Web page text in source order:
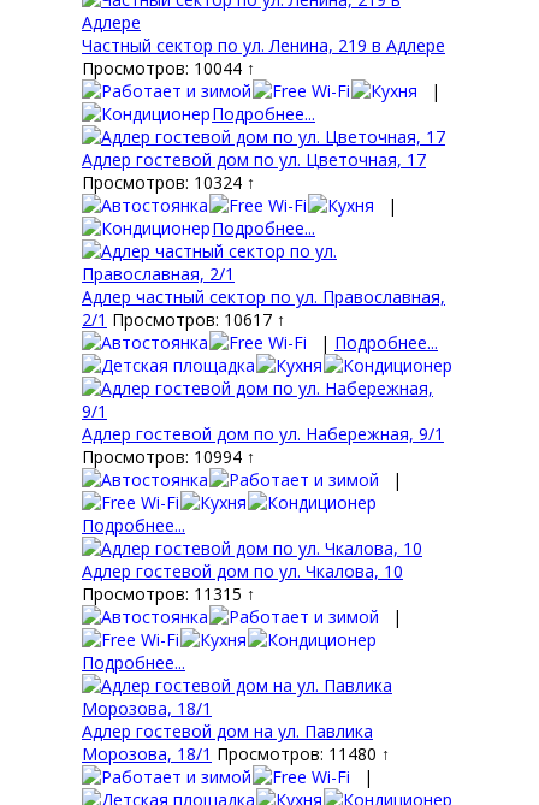
Частный сектор по ул. Ленина, 219 в Адлере
Просмотров: 10044 ↑
|
Подробнее...
Адлер гостевой дом по ул. Цветочная, 17
Просмотров: 10324 ↑
|
Подробнее...
Адлер частный сектор по ул. Православная,
2/1 Просмотров: 10617 ↑
| Подробнее...
Адлер гостевой дом по ул. Набережная, 9/1
Просмотров: 10994 ↑
|
Подробнее...
Адлер гостевой дом по ул. Чкалова, 10
Просмотров: 11315 ↑
|
Подробнее...
Адлер гостевой дом на ул. Павлика
Морозова, 18/1 Просмотров: 11480 ↑
|